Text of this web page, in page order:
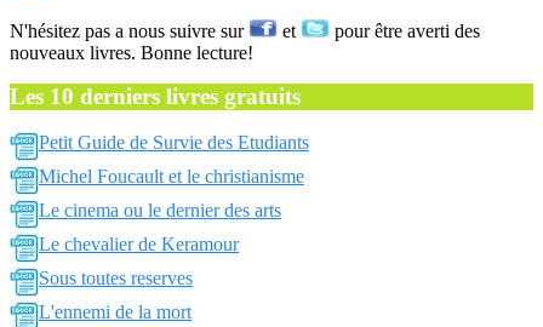
N'hésitez pas a nous suivre sur et
pour être averti des
nouveaux livres. Bonne lecture!
Les 10 derniers livres gratuits
Petit Guide de Survie des Etudiants
Michel Foucault et le christianisme
Le cinema ou le dernier des arts
Le chevalier de Keramour
Sous toutes reserves
L'ennemi de la mort